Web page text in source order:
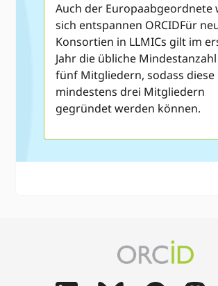
Auch der Europaabgeordnete
sich entspannen ORCIDFür
Konsortien in LLMICs gilt im
Jahr die übliche
fünf Mitgliedern, sodass
mindestens drei Mitgliedern
gegründet werden können.